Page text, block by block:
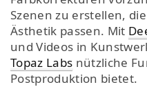
Szenen zu erstellen,
Ästhetik passen. Mit
und Videos in
Topaz Labs nützliche
Postproduktion bietet.